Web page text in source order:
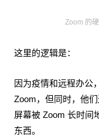
Zoom 的
这里的逻辑是：
因为疫情和远程办公
Zoom，但同时，他
屏幕被 Zoom 长时间
东西。